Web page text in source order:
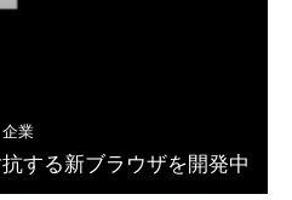
企業
する新ブラウザを開発中